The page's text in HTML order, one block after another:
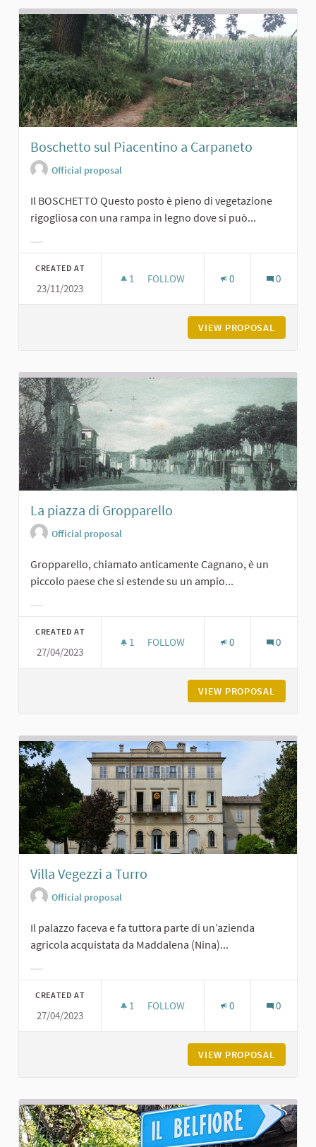
Boschetto sul Piacentino a Carpaneto
Official proposal
Il BOSCHETTO Questo posto è pieno di vegetazione
rigogliosa con una rampa in legno dove si può...
CREATED AT
23/11/2023
1 1 FOLLOWER
FOLLOW 0 0
VIEW PROPOSAL
La piazza di Gropparello
Official proposal
Gropparello, chiamato anticamente Cagnano, è un
piccolo paese che si estende su un ampio...
CREATED AT
27/04/2023
1 1 FOLLOWER
FOLLOW 0 0
VIEW PROPOSAL
Villa Vegezzi a Turro
Official proposal
Il palazzo faceva e fa tuttora parte di un’azienda
agricola acquistata da Maddalena (Nina)...
CREATED AT
27/04/2023
1 1 FOLLOWER
FOLLOW 0 0
VIEW PROPOSAL